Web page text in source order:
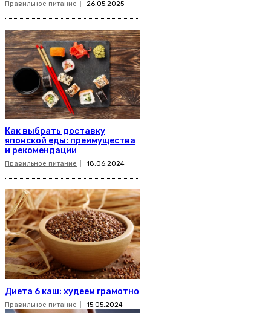
Правильное питание 26.05.2025
Как выбрать доставку
японской еды: преимущества
и рекомендации
Правильное питание 18.06.2024
Диета 6 каш: худеем грамотно
Правильное питание 15.05.2024